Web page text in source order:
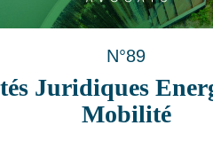
N°89
Juridiques
Mobilité